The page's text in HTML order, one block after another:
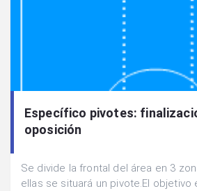
Específico pivotes:
oposición
Se divide la frontal del área en 3
ellas se situará un pivote.El objetivo